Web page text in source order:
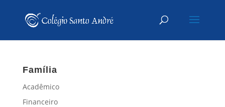
Família
Acadêmico
Financeiro